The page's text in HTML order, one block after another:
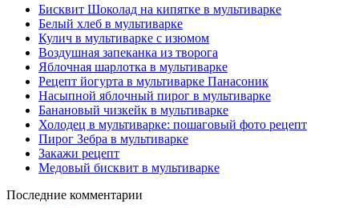
Бисквит Шоколад на кипятке в мультиварке
Белый хлеб в мультиварке
Кулич в мультиварке с изюмом
Воздушная запеканка из творога
Яблочная шарлотка в мультиварке
Рецепт йогурта в мультиварке Панасоник
Насыпной яблочный пирог в мультиварке
Банановый чизкейк в мультиварке
Холодец в мультиварке: пошаговый фото рецепт
Пирог Зебра в мультиварке
Закажи рецепт
Медовый бисквит в мультиварке
Последние комментарии